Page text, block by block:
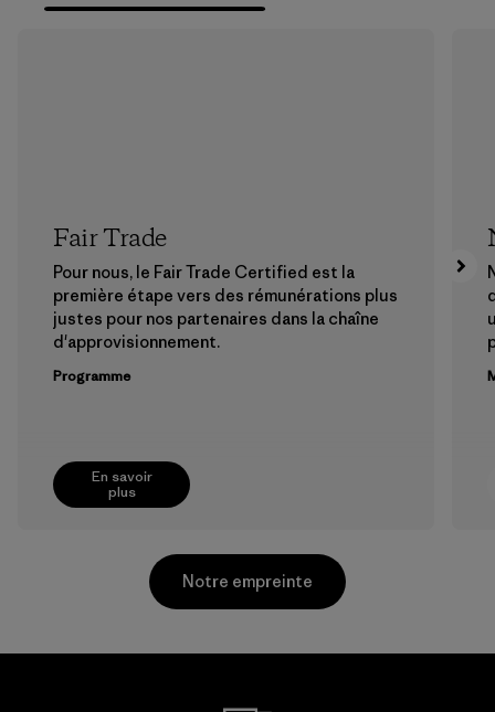
En savoir
plus
Fair Trade
Pour nous, le Fair Trade Certified est la
première étape vers des rémunérations plus
justes pour nos partenaires dans la chaîne
d'approvisionnement.
Programme
Notre empreinte